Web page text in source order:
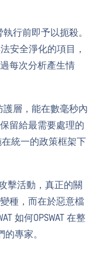
行前即予以扼殺。
安全淨化的項目，
每次分析產生情
護層，能在數毫秒內
留給最需要處理的
在統一的政策框架下
擊活動，真正的關
種，而在於惡意檔
如何OPSWAT 在整
的專家。